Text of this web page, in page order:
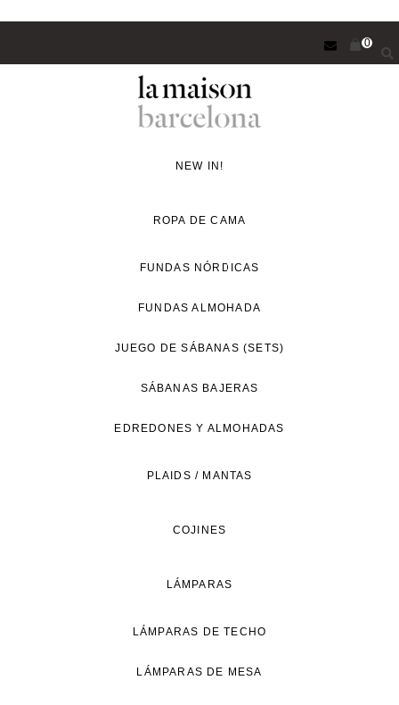
0
NEW IN!
ROPA DE CAMA
FUNDAS NÓRDICAS
FUNDAS ALMOHADA
JUEGO DE SÁBANAS (SETS)
SÁBANAS BAJERAS
EDREDONES Y ALMOHADAS
PLAIDS / MANTAS
COJINES
LÁMPARAS
LÁMPARAS DE TECHO
LÁMPARAS DE MESA